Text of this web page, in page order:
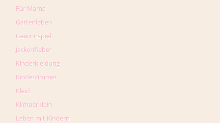
Für Mama
Gartenleben
Gewinnspiel
Jackenfieber
Kinderkleidung
Kinderzimmer
Kleid
Klimperklein
Leben mit Kindern